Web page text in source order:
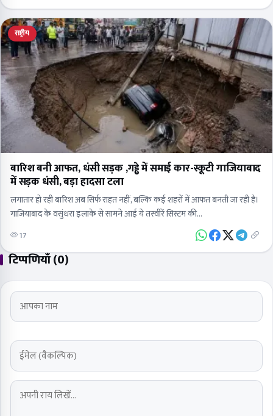
राष्ट्रीय
बारिश बनी आफत, धंसी सड़क ,गड्ढे में समाई कार-स्कूटी गाजियाबाद
में सड़क धंसी, बड़ा हादसा टला
लगातार हो रही बारिश अब सिर्फ राहत नहीं, बल्कि कई शहरों में आफत बनती जा रही है।
गाजियाबाद के वसुंधरा इलाके से सामने आई ये तस्वीरें सिस्टम की…
17
टिप्पणियाँ (0)